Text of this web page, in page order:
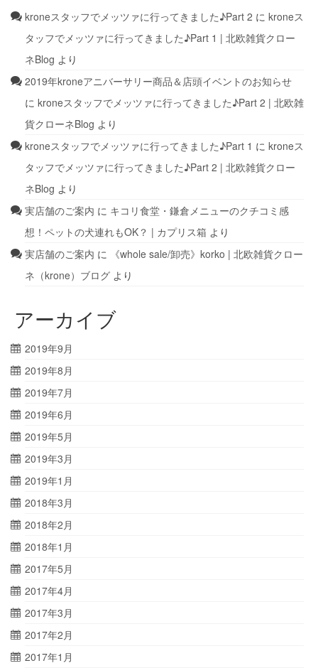
kroneスタッフでメッツァに行ってきました♪Part 2 に kroneス
タッフでメッツァに行ってきました♪Part 1 | 北欧雑貨クロー
ネBlog より
2019年kroneアニバーサリー商品＆店頭イベントのお知らせ
に kroneスタッフでメッツァに行ってきました♪Part 2 | 北欧雑
貨クローネBlog より
kroneスタッフでメッツァに行ってきました♪Part 1 に kroneス
タッフでメッツァに行ってきました♪Part 2 | 北欧雑貨クロー
ネBlog より
実店舗のご案内 に キコリ食堂・鎌倉メニューのクチコミ感
想！ペットの犬連れもOK？ | カプリス箱 より
実店舗のご案内 に
《whole sale/卸売》korko | 北欧雑貨クロー
ネ（krone）ブログ より
アーカイブ
2019年9月
2019年8月
2019年7月
2019年6月
2019年5月
2019年3月
2019年1月
2018年3月
2018年2月
2018年1月
2017年5月
2017年4月
2017年3月
2017年2月
2017年1月